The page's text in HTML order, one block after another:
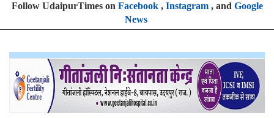
Follow UdaipurTimes on Facebook, Instagram, and Google
News